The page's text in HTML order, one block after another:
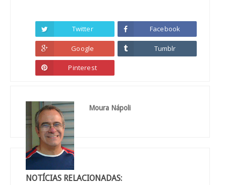
Twitter Facebook
Google Tumblr
Pinterest
Moura Nápoli
NOTÍCIAS RELACIONADAS: